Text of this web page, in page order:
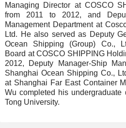
Managing Director at COSCO
from 2011 to 2012, and
Management Department at
Ltd. He also served as Deputy
Ocean Shipping (Group) Co.,
Board at COSCO SHIPPING
2012, Deputy Manager-Ship
Shanghai Ocean Shipping Co.,
at Shanghai Far East Container
Wu completed his
Tong University.